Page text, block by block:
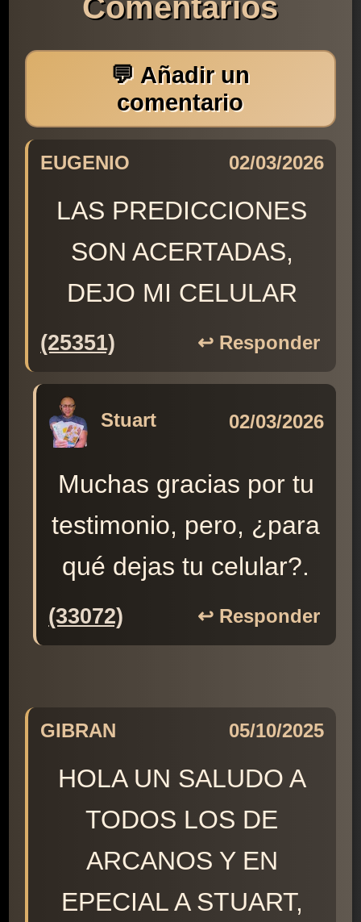
Comentarios
💬 Añadir un
comentario
EUGENIO 02/03/2026
LAS PREDICCIONES
SON ACERTADAS,
DEJO MI CELULAR
(25351) ↩️ Responder
Stuart 02/03/2026
Muchas gracias por tu
testimonio, pero, ¿para
qué dejas tu celular?.
(33072) ↩️ Responder
GIBRAN 05/10/2025
HOLA UN SALUDO A
TODOS LOS DE
ARCANOS Y EN
EPECIAL A STUART,